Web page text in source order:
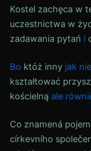
Kostel zachęca w
uczestnictwa w
zadawania pytań i
Bo któż inny jak nie
kształtować
kościelną ale
Co znamená
církevního